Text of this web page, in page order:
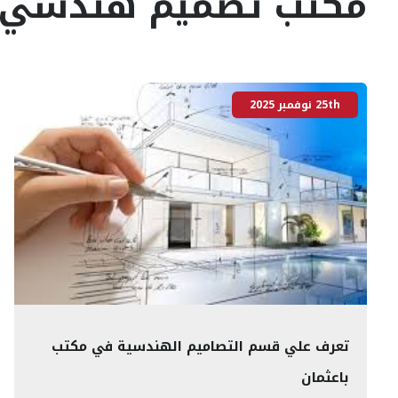
تعرف علي قسم التصاميم الهندسية في مكتب
باعثمان
25th نوفمبر 2025